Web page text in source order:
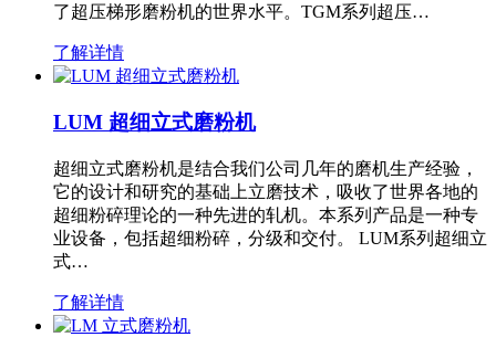
了超压梯形磨粉机的世界水平。TGM系列超压…
了解详情
LUM 超细立式磨粉机
超细立式磨粉机是结合我们公司几年的磨机生产经验，
它的设计和研究的基础上立磨技术，吸收了世界各地的
超细粉碎理论的一种先进的轧机。本系列产品是一种专
业设备，包括超细粉碎，分级和交付。 LUM系列超细立
式…
了解详情